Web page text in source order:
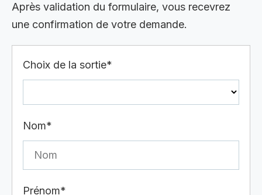
Après validation du formulaire, vous recevrez
une confirmation de votre demande.
Choix de la sortie*
Nom*
Prénom*